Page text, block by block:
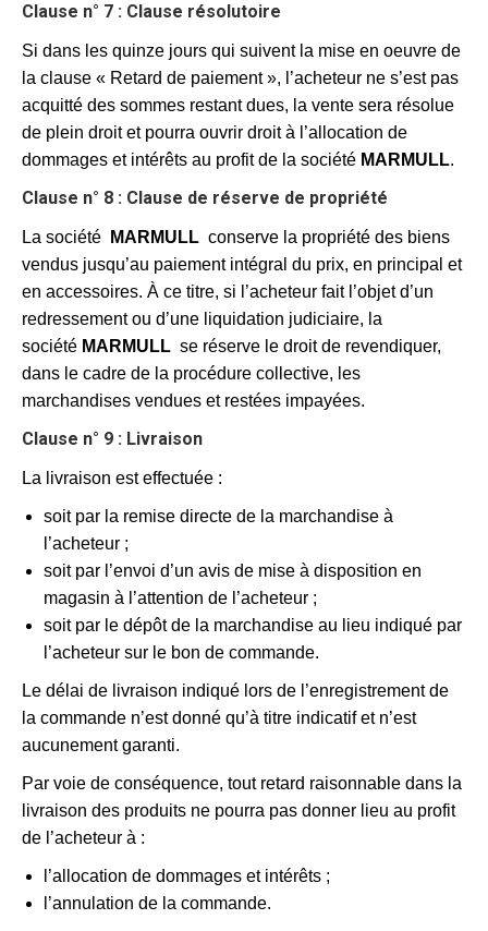
Clause n° 7 : Clause résolutoire
Si dans les quinze jours qui suivent la mise en oeuvre de
la clause « Retard de paiement », l’acheteur ne s’est pas
acquitté des sommes restant dues, la vente sera résolue
de plein droit et pourra ouvrir droit à l’allocation de
dommages et intérêts au profit de la société MARMULL.
Clause n° 8 : Clause de réserve de propriété
La société MARMULL conserve la propriété des biens
vendus jusqu’au paiement intégral du prix, en principal et
en accessoires. À ce titre, si l’acheteur fait l’objet d’un
redressement ou d’une liquidation judiciaire, la
société MARMULL se réserve le droit de revendiquer,
dans le cadre de la procédure collective, les
marchandises vendues et restées impayées.
Clause n° 9 : Livraison
La livraison est effectuée :
soit par la remise directe de la marchandise à
l’acheteur ;
soit par l’envoi d’un avis de mise à disposition en
magasin à l’attention de l’acheteur ;
soit par le dépôt de la marchandise au lieu indiqué par
l’acheteur sur le bon de commande.
Le délai de livraison indiqué lors de l’enregistrement de
la commande n’est donné qu’à titre indicatif et n’est
aucunement garanti.
Par voie de conséquence, tout retard raisonnable dans la
livraison des produits ne pourra pas donner lieu au profit
de l’acheteur à :
l’allocation de dommages et intérêts ;
l’annulation de la commande.